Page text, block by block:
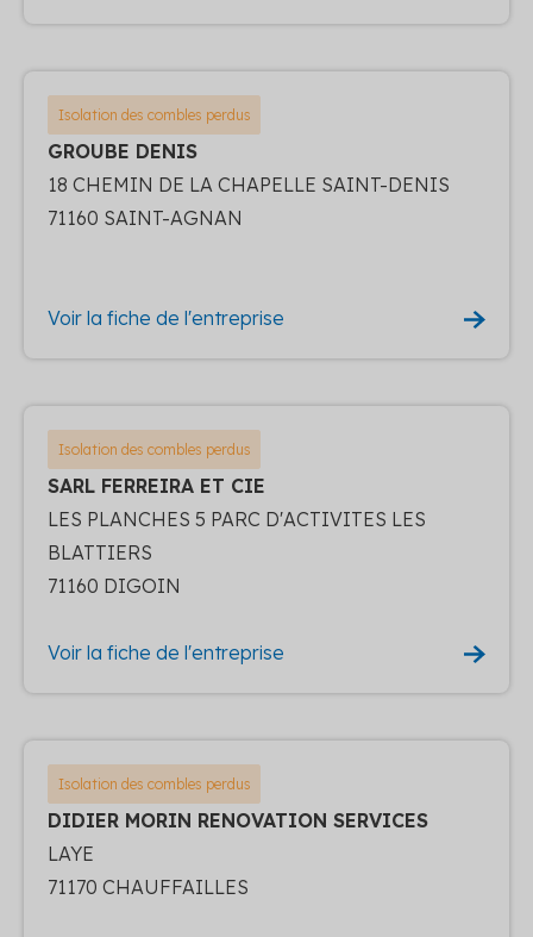
Isolation des combles perdus
GROUBE DENIS
18 CHEMIN DE LA CHAPELLE SAINT-DENIS
71160 SAINT-AGNAN
Voir la fiche de l'entreprise
Isolation des combles perdus
SARL FERREIRA ET CIE
LES PLANCHES 5 PARC D'ACTIVITES LES
BLATTIERS
71160 DIGOIN
Voir la fiche de l'entreprise
Isolation des combles perdus
DIDIER MORIN RENOVATION SERVICES
LAYE
71170 CHAUFFAILLES